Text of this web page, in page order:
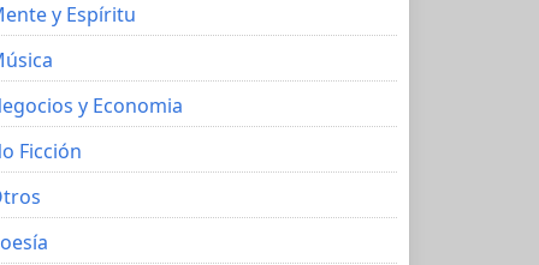
y Espíritu
y Economia
Ficción